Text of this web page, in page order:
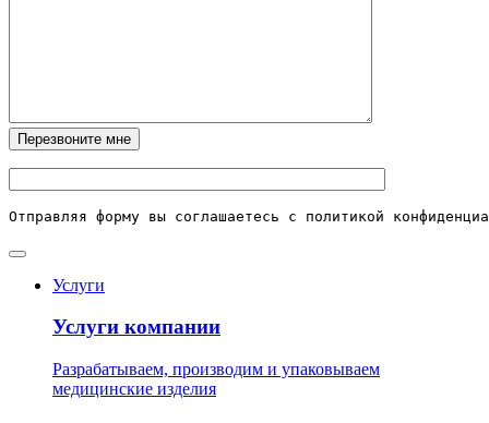
Отправляя форму вы соглашаетесь с политикой
Услуги
Услуги компании
Разрабатываем, производим и упаковываем
медицинские изделия